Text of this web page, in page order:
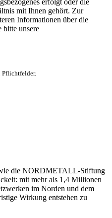
erfolgt oder die
mit Ihnen gehört. Zur
Informationen über die
bitte unsere
Pflichtfelder.
die NORDMETALL-Stiftung
mit mehr als 1,4 Millionen
im Norden und dem
Wirkung entstehen zu